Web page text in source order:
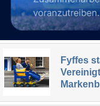
Fyffes